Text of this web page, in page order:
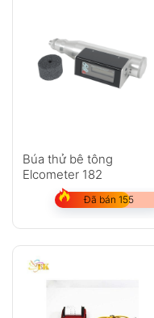
Búa thử bê tông
Elcometer 182
Đã bán 155